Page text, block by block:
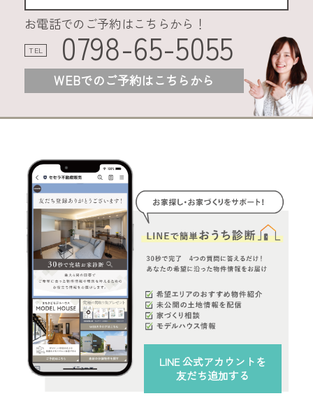
お電話でのご予約はこちらから！
TEL 0798-65-5055
WEBでのご予約はこちらから
LINE 公式アカウントを
友だち追加する